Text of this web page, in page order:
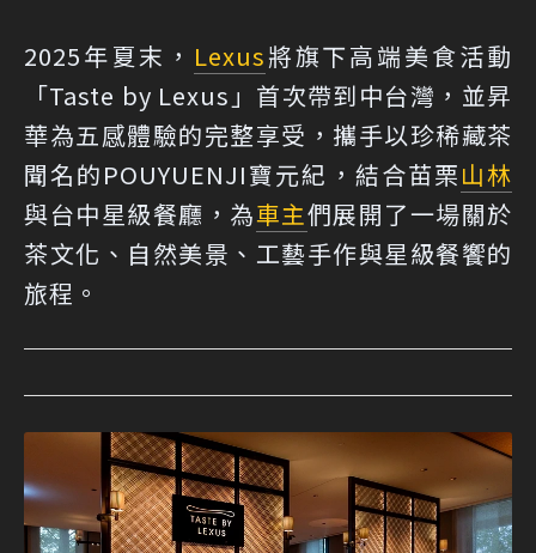
2025年夏末， Lexus將旗下高端美食活動
「Taste by Lexus」首次帶到中台灣，並昇
華為五感體驗的完整享受，攜手以珍稀藏茶
聞名的POUYUENJI寶元紀，結合苗栗山林
與台中星級餐廳，為車主們展開了一場關於
茶文化、自然美景、工藝手作與星級餐饗的
旅程。